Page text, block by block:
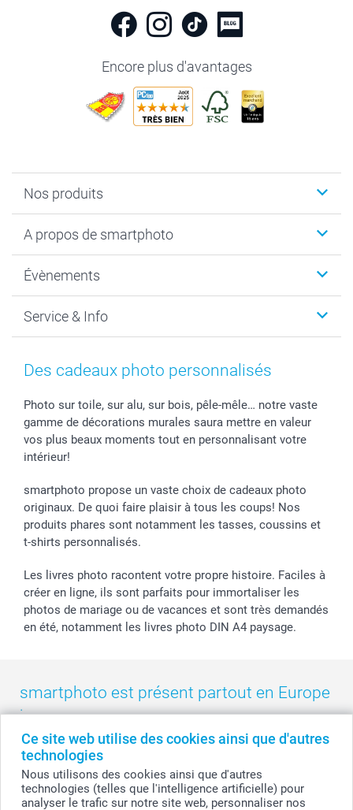
Ce site web utilise des cookies ainsi que d'autres
technologies
Nous utilisons des cookies ainsi que d'autres
technologies (telles que l'intelligence artificielle) pour
analyser le trafic sur notre site web, personnaliser nos
Encore plus d'avantages
Nos produits
Cadeaux photo
MyNameBook
Développement photo & Tirage photo
Cadres photo & accessoires déco
Calendrier photos & Agendas photo
Stickers & Etiquettes
Chèque Cadeau
A propos de smartphoto
Durabilité
Gestion des cookies
Mentions Légales
Affiliation
Investor Relations
B2B smartbusiness
Droit de rétractation
Évènements
Nouvel An
Fête des Mères
Confirmation ou communion
Mariage
Fête d'anniversaire
Collection naissance
Tous les évènements
Service & Info
Tarifs et frais de livraison
Livraison en 48 heures
Modes de Paiement
Identifiez-vous
Plan du site
Statut de ma commande
smarfriends
smartgarantie
smartbonus
Des cadeaux photo personnalisés
Photo sur toile, sur alu, sur bois, pêle-mêle… notre vaste
gamme de décorations murales saura mettre en valeur
vos plus beaux moments tout en personnalisant votre
intérieur!
smartphoto propose un vaste choix de cadeaux photo
originaux. De quoi faire plaisir à tous les coups! Nos
produits phares sont notamment les tasses, coussins et
t-shirts personnalisés.
Les livres photo racontent votre propre histoire. Faciles à
créer en ligne, ils sont parfaits pour immortaliser les
photos de mariage ou de vacances et sont très demandés
en été, notamment les livres photo DIN A4 paysage.
smartphoto est présent partout en Europe
:
België - Belgique - Danmark - Deutschland - France - Ireland
- Nederland - Norge
Switzerland - Suomi - Sverige - United Kingdom
Other Countries